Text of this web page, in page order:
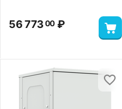
56 77300 ₽